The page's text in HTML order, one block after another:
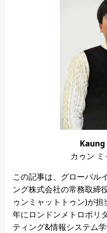
カゥン
この記事は、グローバル
ング株式会社の常務取締
ゥンミャットトゥン)が
年にロンドンメトロポリ
ティング&情報システム